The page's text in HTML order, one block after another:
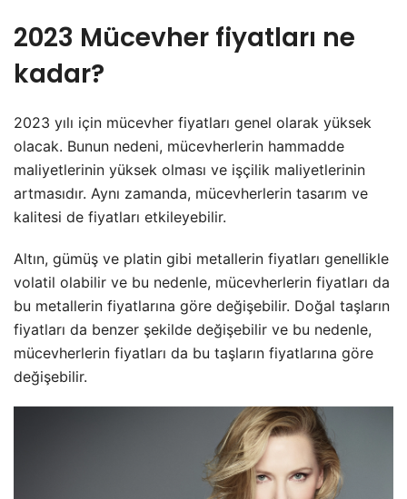
2023 Mücevher fiyatları ne
kadar?
2023 yılı için mücevher fiyatları genel olarak yüksek
olacak. Bunun nedeni, mücevherlerin hammadde
maliyetlerinin yüksek olması ve işçilik maliyetlerinin
artmasıdır. Aynı zamanda, mücevherlerin tasarım ve
kalitesi de fiyatları etkileyebilir.
Altın, gümüş ve platin gibi metallerin fiyatları genellikle
volatil olabilir ve bu nedenle, mücevherlerin fiyatları da
bu metallerin fiyatlarına göre değişebilir. Doğal taşların
fiyatları da benzer şekilde değişebilir ve bu nedenle,
mücevherlerin fiyatları da bu taşların fiyatlarına göre
değişebilir.